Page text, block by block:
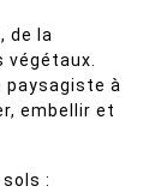
de la
paysagiste à
embellir et
: